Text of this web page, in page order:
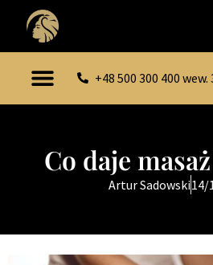
+48 500 300 400 wew.
Co daje
Artur Sadowski14/